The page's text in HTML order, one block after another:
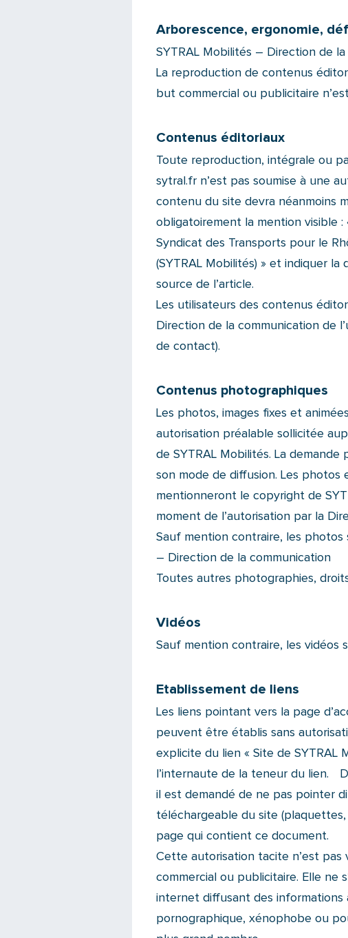
Arborescence, ergonomie,
SYTRAL Mobilités – Direction de
La reproduction de contenus
but commercial ou publicitaire
Contenus éditoriaux
Toute reproduction, intégrale ou
sytral.fr n’est pas soumise à une
contenu du site devra néanmoins
obligatoirement la mention visible
Syndicat des Transports pour le
(SYTRAL Mobilités) » et indiquer la
source de l’article.
Les utilisateurs des contenus
Direction de la communication de
de contact).
Contenus photographiques
Les photos, images fixes et
autorisation préalable sollicitée
de SYTRAL Mobilités. La
son mode de diffusion. Les photos
mentionneront le copyright de
moment de l’autorisation par la
Sauf mention contraire, les
– Direction de la communication
Toutes autres photographies,
Vidéos
Sauf mention contraire, les vidéos
Etablissement de liens
Les liens pointant vers la page
peuvent être établis sans
explicite du lien « Site de SYTRAL
l’internaute de la teneur du lien.
il est demandé de ne pas pointer
téléchargeable du site
page qui contient ce document.
Cette autorisation tacite n’est
commercial ou publicitaire. Elle ne
internet diffusant des informations
pornographique, xénophobe ou